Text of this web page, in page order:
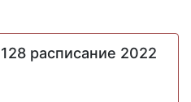
расписание 2022